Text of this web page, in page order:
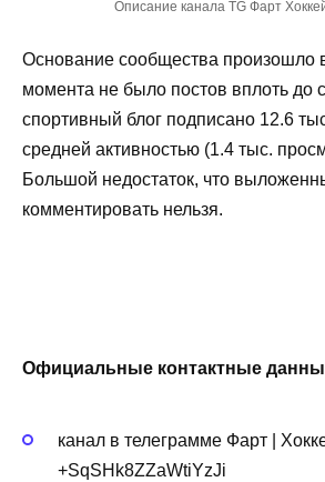
Описание канала TG Фарт
Основание сообщества произошло
момента не было постов вплоть до
спортивный блог подписано 12.6
средней активностью (1.4 тыс.
Большой недостаток, что
комментировать нельзя.
Официальные контактные
канал в телеграмме Фарт |
+SqSHk8ZZaWtiYzJi